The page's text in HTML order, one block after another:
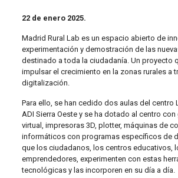
22 de enero 2025.
Madrid Rural Lab es un espacio abierto de
experimentación y demostración de las
destinado a toda la ciudadanía. Un proyecto
impulsar el crecimiento en la zonas rurales a
digitalización.
Para ello, se han cedido dos aulas del centro
ADI Sierra Oeste y se ha dotado al centro
virtual, impresoras 3D, plotter, máquinas de
informáticos con programas específicos de
que los ciudadanos, los centros educativos,
emprendedores, experimenten con estas
tecnológicas y las incorporen en su día a día.